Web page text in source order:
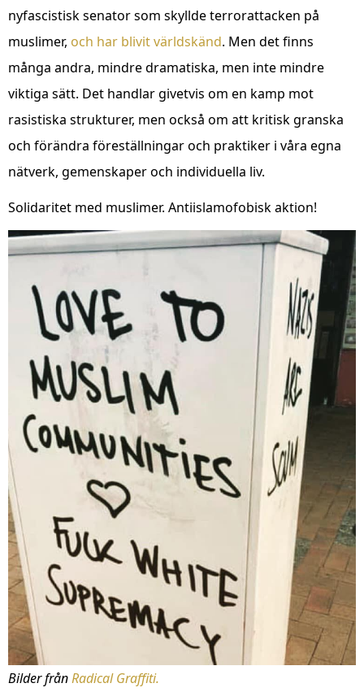
nyfascistisk senator som skyllde terrorattacken på
muslimer, och har blivit världskänd. Men det finns
många andra, mindre dramatiska, men inte mindre
viktiga sätt. Det handlar givetvis om en kamp mot
rasistiska strukturer, men också om att kritisk granska
och förändra föreställningar och praktiker i våra egna
nätverk, gemenskaper och individuella liv.
Solidaritet med muslimer. Antiislamofobisk aktion!
Bilder frånRadical Graffiti.